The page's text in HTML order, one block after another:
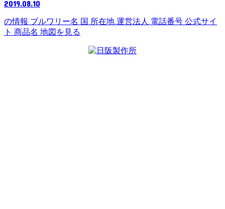
2019.08.10
の情報 ブルワリー名 国 所在地 運営法人 電話番号 公式サイ
ト 商品名 地図を見る